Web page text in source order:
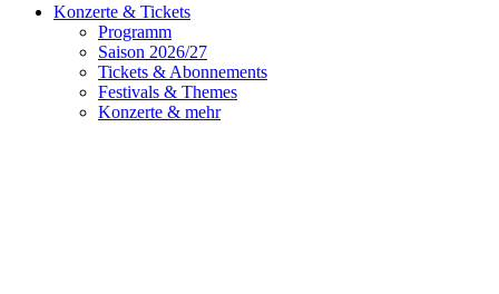
Konzerte & Tickets
Programm
Saison 2026/27
Tickets & Abonnements
Festivals & Themes
Konzerte & mehr